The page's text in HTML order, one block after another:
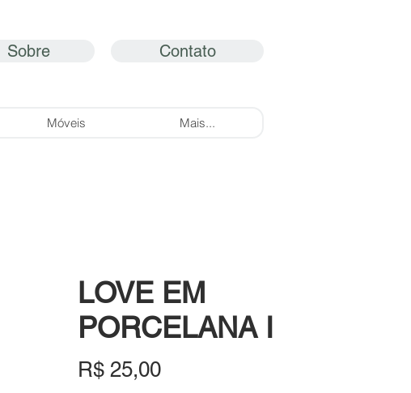
Sobre Contato
Móveis Mais...
LOVE EM
PORCELANA I
R$ 25,00Preço